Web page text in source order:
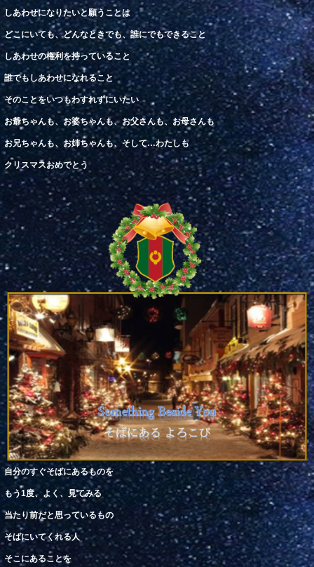
しあわせになりたいと願うことは
どこ にいても、どんなときでも、誰にでもできること
しあわせの権利を持っていること
誰でも しあわせになれること
そのことをいつもわすれずにいたい
お爺ちゃんも、お婆ちゃんも、お父さんも、お母さんも
お兄ちゃんも、お姉ちゃんも、そして…わたしも
クリスマスおめでとう
自分のすぐそばにあるものを
もう1度、よく、見てみる
当たり前だと思っているもの
そばにいてくれる人
そこにあることを